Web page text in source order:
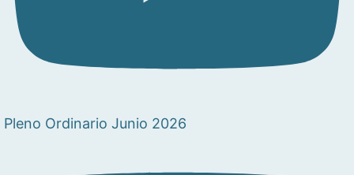
Pleno Ordinario Junio 2026